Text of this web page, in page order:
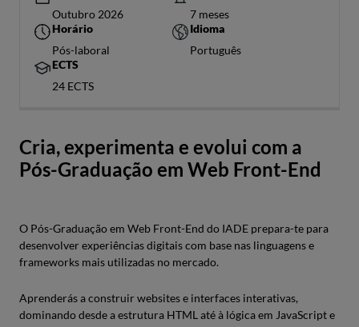
Outubro 2026
7 meses
Horário
Pós-laboral
Idioma
Português
ECTS
24 ECTS
Cria, experimenta e evolui com a
Pós-Graduação em Web Front-End
O Pós-Graduação em Web Front-End do IADE prepara-te para
desenvolver experiências digitais com base nas linguagens e
frameworks mais utilizadas no mercado.
Aprenderás a construir websites e interfaces interativas,
dominando desde a estrutura HTML até à lógica em JavaScript e